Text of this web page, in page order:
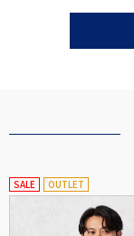
SALE OUTLET